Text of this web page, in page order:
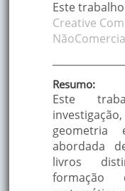
Este
Creative
Resumo:
Este
geometria
abordada
livros
formação